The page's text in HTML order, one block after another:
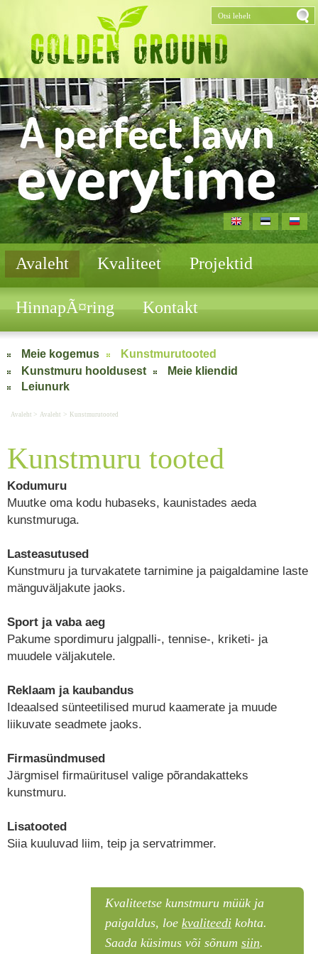
Avaleht Kvaliteet Projektid
HinnapÃ¤ring Kontakt
Meie kogemus
Kunstmurutooted
Kunstmuru hooldusest
Meie kliendid
Leiunurk
Avaleht > Avaleht > Kunstmurutooted
Kunstmuru tooted
Kodumuru
Muutke oma kodu hubaseks, kaunistades aeda
kunstmuruga.
Lasteasutused
Kunstmuru ja turvakatete tarnimine ja paigaldamine laste
mänguväljakute jaoks.
Sport ja vaba aeg
Pakume spordimuru jalgpalli-, tennise-, kriketi- ja
muudele väljakutele.
Reklaam ja kaubandus
Ideaalsed sünteetilised murud kaamerate ja muude
liikuvate seadmete jaoks.
Firmasündmused
Järgmisel firmaüritusel valige põrandakatteks
kunstmuru.
Lisatooted
Siia kuuluvad liim, teip ja servatrimmer.
Kvaliteetse kunstmuru müük ja
paigaldus, loe kvaliteedi kohta.
Saada küsimus või sõnum siin.